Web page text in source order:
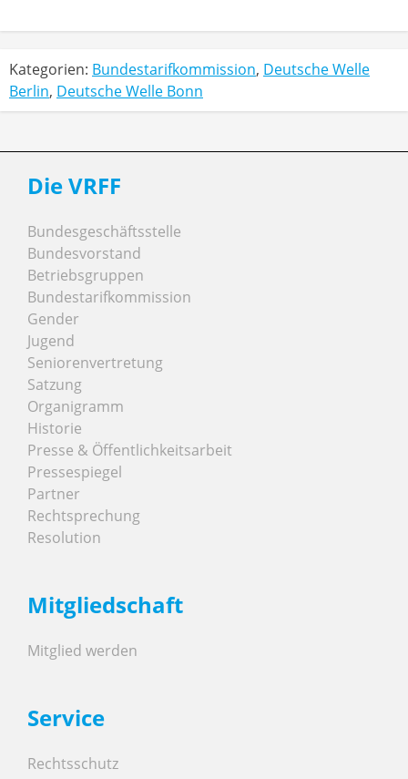
Kategorien: Bundestarifkommission, Deutsche Welle
Berlin, Deutsche Welle Bonn
Die VRFF
Bundesgeschäftsstelle
Bundesvorstand
Betriebsgruppen
Bundestarifkommission
Gender
Jugend
Seniorenvertretung
Satzung
Organigramm
Historie
Presse & Öffentlichkeitsarbeit
Pressespiegel
Partner
Rechtsprechung
Resolution
Mitgliedschaft
Mitglied werden
Service
Rechtsschutz